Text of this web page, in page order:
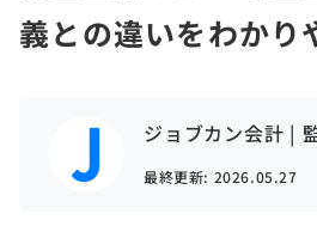
義との違いをわかり
ジョブカン会計 |
最終更新: 2026.05.27